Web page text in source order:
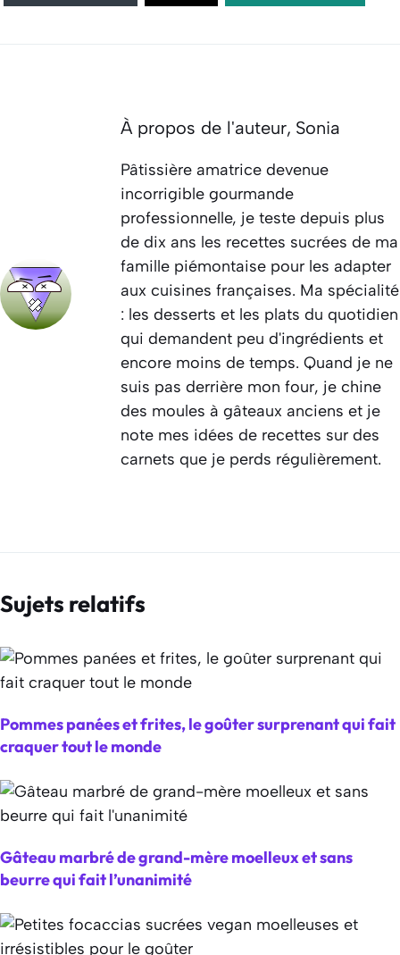
À propos de l'auteur, Sonia
Pâtissière amatrice devenue
incorrigible gourmande
professionnelle, je teste depuis plus
de dix ans les recettes sucrées de ma
famille piémontaise pour les adapter
aux cuisines françaises. Ma spécialité
: les desserts et les plats du quotidien
qui demandent peu d'ingrédients et
encore moins de temps. Quand je ne
suis pas derrière mon four, je chine
des moules à gâteaux anciens et je
note mes idées de recettes sur des
carnets que je perds régulièrement.
Sujets relatifs
Pommes panées et frites, le goûter surprenant qui fait
craquer tout le monde
Gâteau marbré de grand-mère moelleux et sans
beurre qui fait l’unanimité